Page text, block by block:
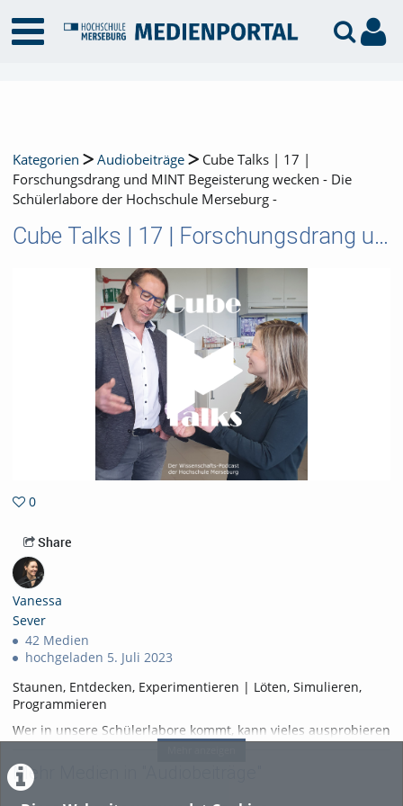
Kategorien Audiobeiträge
Cube Talks | 17 |
Forschungsdrang und MINT Begeisterung wecken - Die
Schülerlabore der Hochschule Merseburg -
Cube Talks | 17 | Forschungsdrang und MINT Begeisterung wecken - Die Schülerlabore der Hochschule Merseburg -
0
Share
Vanessa
Sever
42 Medien
hochgeladen 5. Juli 2023
Staunen, Entdecken, Experimentieren | Löten, Simulieren,
Programmieren
Wer in unsere Schülerlabore kommt, kann vieles ausprobieren
und entdecken - insbesondere den Spaß an Chemie und
Physik, an Naturwissenschaften und Technik.
In unserer aktuellen Podcastfolge berichtet Dr. Eileen Bette
Mehr Medien in "Audiobeiträge"